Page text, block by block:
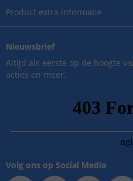
Product extra informatie
Nieuwsbrief
Altijd als eerste op de hoogte
acties en meer.
Volg ons op Social Media